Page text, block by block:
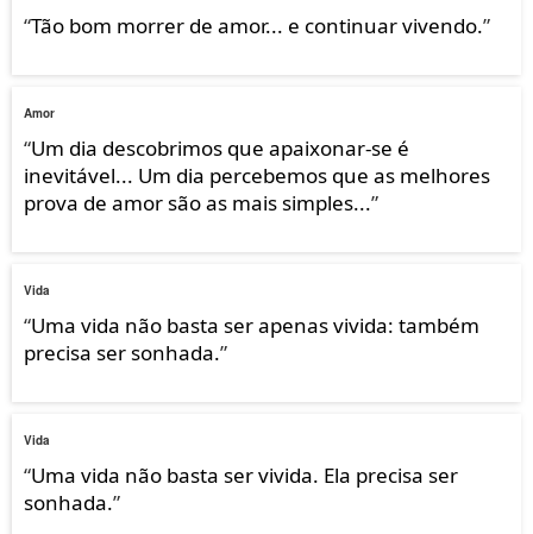
“Tão bom morrer de amor... e continuar vivendo.”
Amor
“Um dia descobrimos que apaixonar-se é
inevitável... Um dia percebemos que as melhores
prova de amor são as mais simples...”
Vida
“Uma vida não basta ser apenas vivida: também
precisa ser sonhada.”
Vida
“Uma vida não basta ser vivida. Ela precisa ser
sonhada.”